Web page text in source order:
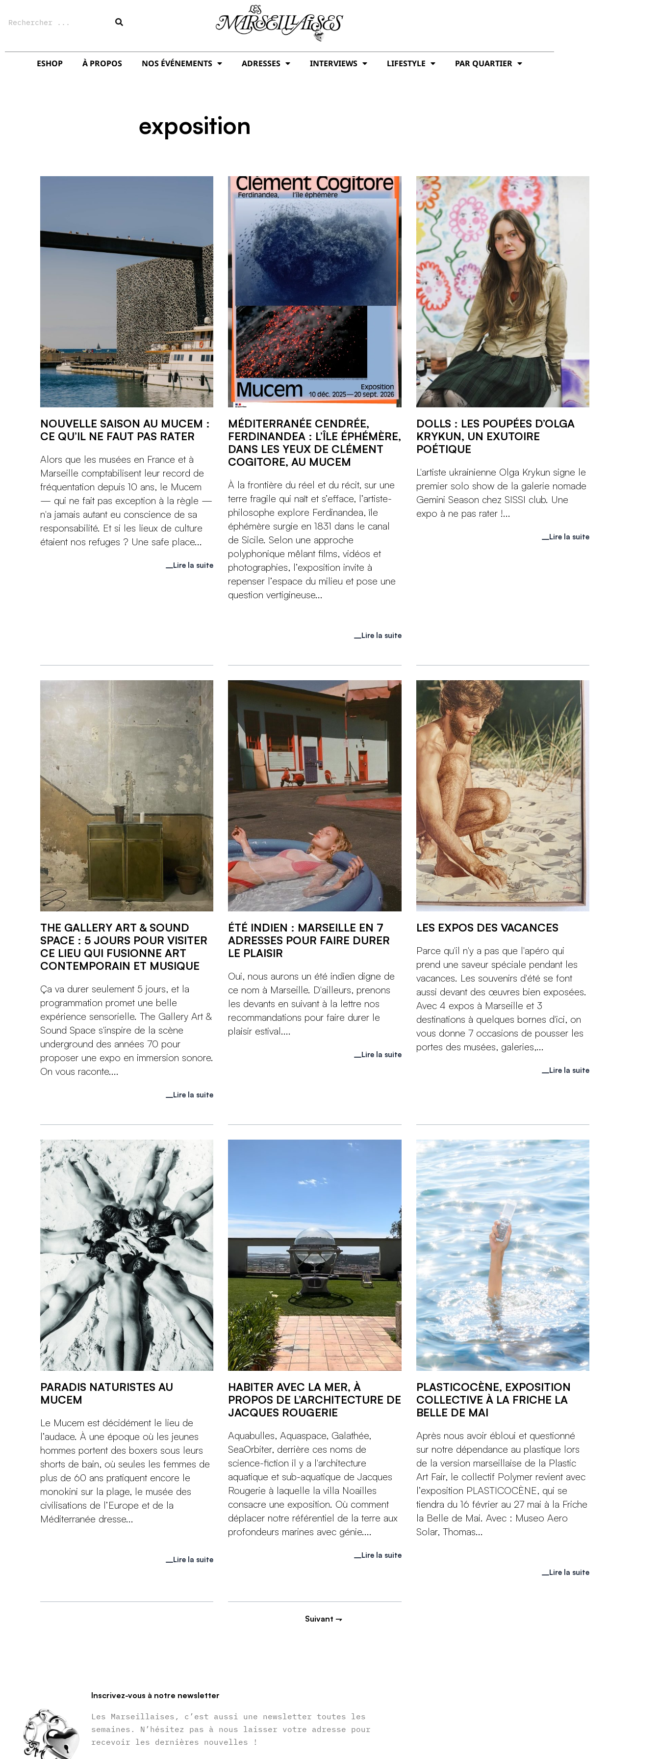
ESHOP À PROPOS NOS ÉVÉNEMENTS ADRESSES INTERVIEWS LIFESTYLE PAR QUARTIER
exposition
NOUVELLE SAISON AU MUCEM :
CE QU’IL NE FAUT PAS RATER
Alors que les musées en France et à
Marseille comptabilisent leur record de
fréquentation depuis 10 ans, le Mucem
— qui ne fait pas exception à la règle —
n'a jamais autant eu conscience de sa
responsabilité. Et si les lieux de culture
étaient nos refuges ? Une safe place...
Lire la suite
MÉDITERRANÉE CENDRÉE,
FERDINANDEA : L’ÎLE ÉPHÉMÈRE,
DANS LES YEUX DE CLÉMENT
COGITORE, AU MUCEM
À la frontière du réel et du récit, sur une
terre fragile qui naît et s’efface, l’artiste-
philosophe explore Ferdinandea, île
éphémère surgie en 1831 dans le canal
de Sicile. Selon une approche
polyphonique mêlant films, vidéos et
photographies, l’exposition invite à
repenser l’espace du milieu et pose une
question vertigineuse...
Lire la suite
DOLLS : LES POUPÉES D’OLGA
KRYKUN, UN EXUTOIRE
POÉTIQUE
L'artiste ukrainienne Olga Krykun signe le
premier solo show de la galerie nomade
Gemini Season chez SISSI club. Une
expo à ne pas rater !...
Lire la suite
THE GALLERY ART & SOUND
SPACE : 5 JOURS POUR VISITER
CE LIEU QUI FUSIONNE ART
CONTEMPORAIN ET MUSIQUE
Ça va durer seulement 5 jours, et la
programmation promet une belle
expérience sensorielle. The Gallery Art &
Sound Space s'inspire de la scène
underground des années 70 pour
proposer une expo en immersion sonore.
On vous raconte....
Lire la suite
ÉTÉ INDIEN : MARSEILLE EN 7
ADRESSES POUR FAIRE DURER
LE PLAISIR
Oui, nous aurons un été indien digne de
ce nom à Marseille. D'ailleurs, prenons
les devants en suivant à la lettre nos
recommandations pour faire durer le
plaisir estival....
Lire la suite
LES EXPOS DES VACANCES
Parce qu'il n'y a pas que l'apéro qui
prend une saveur spéciale pendant les
vacances. Les souvenirs d'été se font
aussi devant des œuvres bien exposées.
Avec 4 expos à Marseille et 3
destinations à quelques bornes d'ici, on
vous donne 7 occasions de pousser les
portes des musées, galeries,...
Lire la suite
PARADIS NATURISTES AU
MUCEM
Le Mucem est décidément le lieu de
l’audace. À une époque où les jeunes
hommes portent des boxers sous leurs
shorts de bain, où seules les femmes de
plus de 60 ans pratiquent encore le
monokini sur la plage, le musée des
civilisations de l’Europe et de la
Méditerranée dresse...
Lire la suite
HABITER AVEC LA MER, À
PROPOS DE L’ARCHITECTURE DE
JACQUES ROUGERIE
Aquabulles, Aquaspace, Galathée,
SeaOrbiter, derrière ces noms de
science-fiction il y a l'architecture
aquatique et sub-aquatique de Jacques
Rougerie à laquelle la villa Noailles
consacre une exposition. Où comment
déplacer notre référentiel de la terre aux
profondeurs marines avec génie....
Lire la suite
PLASTICOCÈNE, EXPOSITION
COLLECTIVE À LA FRICHE LA
BELLE DE MAI
Après nous avoir ébloui et questionné
sur notre dépendance au plastique lors
de la version marseillaise de la Plastic
Art Fair, le collectif Polymer revient avec
l’exposition PLASTICOCÈNE, qui se
tiendra du 16 février au 27 mai à la Friche
la Belle de Mai. Avec : Museo Aero
Solar, Thomas...
Lire la suite
Suivant ⇁
Inscrivez-vous à notre newsletter
Les Marseillaises, c’est aussi une newsletter toutes les
semaines. N’hésitez pas à nous laisser votre adresse pour
recevoir les dernières nouvelles !